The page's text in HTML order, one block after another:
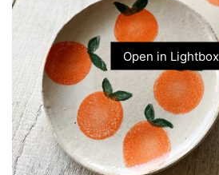
Open in Lightbox